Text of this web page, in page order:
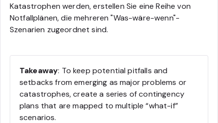
Katastrophen werden, erstellen Sie eine Reihe von
Notfallplänen, die mehreren "Was-wäre-wenn"-
Szenarien zugeordnet sind.
Takeaway: To keep potential pitfalls and
setbacks from emerging as major problems or
catastrophes, create a series of contingency
plans that are mapped to multiple “what-if”
scenarios.